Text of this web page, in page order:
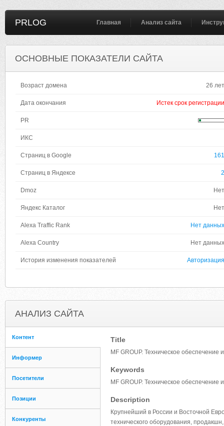
PRLOG Главная Анализ сайта
ОСНОВНЫЕ ПОКАЗАТЕЛИ САЙТА
Возраст домена 26 лет
Дата окончания Истек срок регистрации
PR
ИКС
Страниц в Google 161
Страниц в Яндексе 2
Dmoz Нет
Яндекс Каталог Нет
Alexa Traffic Rank Нет данных
Alexa Country Нет данных
История изменения показателей Авторизация
АНАЛИЗ САЙТА
Контент
Информер
Посетители
Позиции
Конкуренты
Title
MF GROUP. Техническое обеспечение
Keywords
MF GROUP. Техническое обеспечение
Description
Крупнейший в России и Восточной
технического оборудования,